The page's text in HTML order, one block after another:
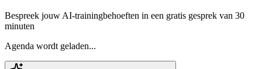
Bespreek jouw AI-trainingbehoeften in een gratis gesprek van 30
minuten
Agenda wordt geladen...